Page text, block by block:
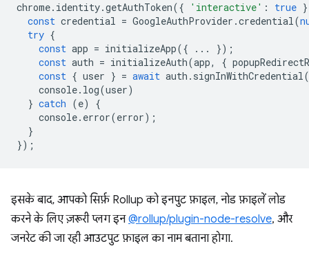
chrome. identity.getAuthToken({ 'interactive' : true
const credential = GoogleAuthProvider .credential(
try {
const app = initializeApp({ ...
});
const auth = initializeAuth(app, {
const { user } = await auth . signInWithCredential(
console. log(user)
} catch (e)
{
console. error(error);
}
});
इसके बाद, आपको सिर्फ़ Rollup को इनपुट फ़ाइल, नोड फ़ाइलें लोड
करने के लिए ज़रूरी प्लग इन@rollup/plugin-node-resolve, और
जनरेट की जा रही आउटपुट फ़ाइल का नाम बताना होगा.